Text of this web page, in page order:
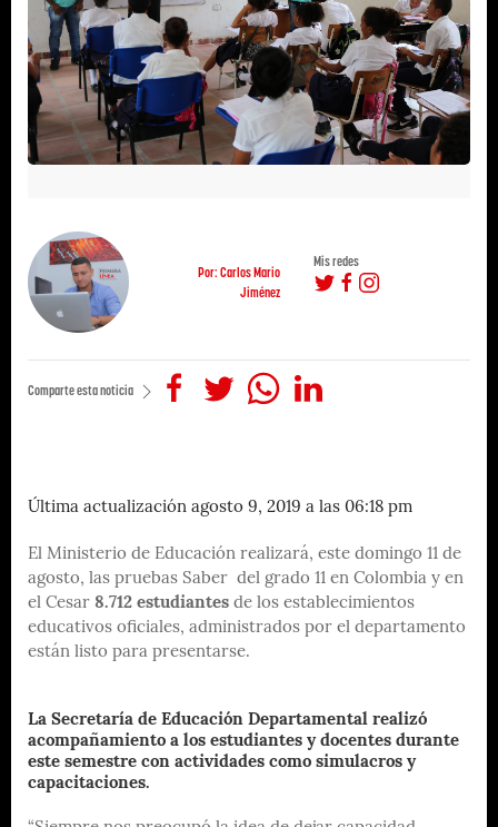
Por: Carlos Mario
Jiménez
Mis redes
Comparte esta noticia
Última actualización agosto 9, 2019 a las 06:18 pm
El Ministerio de Educación realizará, este domingo 11 de
agosto, las pruebas Saber del grado 11 en Colombia y en
el Cesar 8.712 estudiantes de los establecimientos
educativos oficiales, administrados por el departamento
están listo para presentarse.
La Secretaría de Educación Departamental realizó
acompañamiento a los estudiantes y docentes durante
este semestre con actividades como simulacros y
capacitaciones.